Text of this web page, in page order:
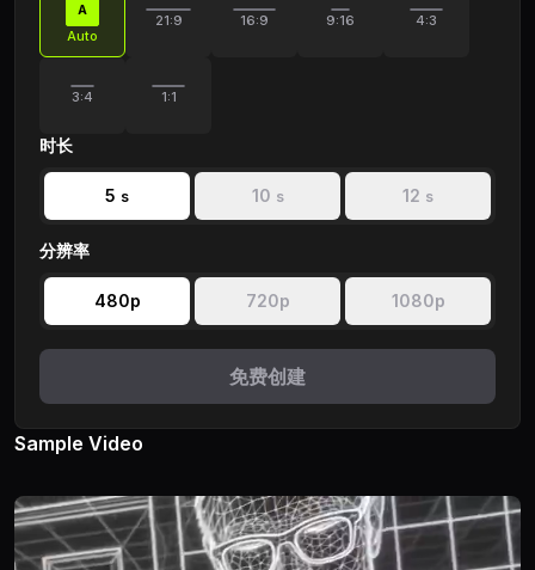
A
Auto
21:9 16:9 9:16 4:3
3:4 1:1
时长
5 s 10 s 12 s
分辨率
480p 720p 1080p
免费创建
Sample Video